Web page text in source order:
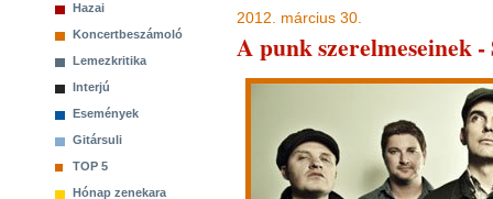
Hazai
Koncertbeszámoló
Lemezkritika
Interjú
Események
Gitársuli
TOP 5
Hónap zenekara
2012. március 30.
A punk szerelmeseinek